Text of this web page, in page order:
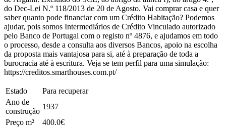
do Dec-Lei N.º 118/2013 de 20 de Agosto. Vai comprar casa e quer
saber quanto pode financiar com um Crédito Habitação? Podemos
ajudar, pois somos Intermediários de Crédito Vinculado autorizado
pelo Banco de Portugal com o registo nº 4876, e ajudamos em todo
o processo, desde a consulta aos diversos Bancos, apoio na escolha
da proposta mais vantajosa para si, até à preparação de toda a
burocracia até à escritura. Veja se tem perfil para uma simulação:
https://creditos.smarthouses.com.pt/
Estado
Para recuperar
Ano de
construção
1937
Preço m²
400.0€